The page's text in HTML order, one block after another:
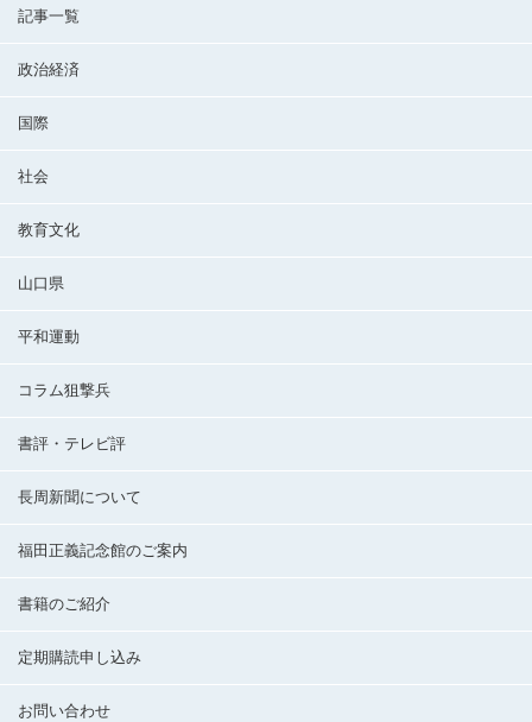
記事一覧
政治経済
国際
社会
教育文化
山口県
平和運動
コラム狙撃兵
書評・テレビ評
長周新聞について
福田正義記念館のご案内
書籍のご紹介
定期購読申し込み
お問い合わせ